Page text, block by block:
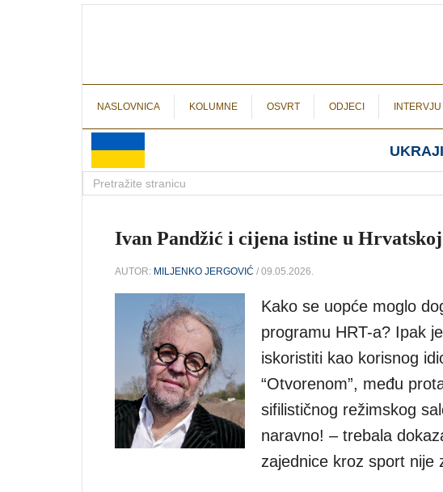
NASLOVNICA KOLUMNE OSVRT ODJECI INTERVJU
Ivan Pandžić i cijena istine u Hrvatskoj
AUTOR: MILJENKO JERGOVIĆ / 09.05.2026.
Kako se uopće moglo
programu HRT-a? Ipak
iskoristiti kao korisnog
“Otvorenom”, među
sifilističnog režimskog
naravno! – trebala
zajednice kroz sport nije